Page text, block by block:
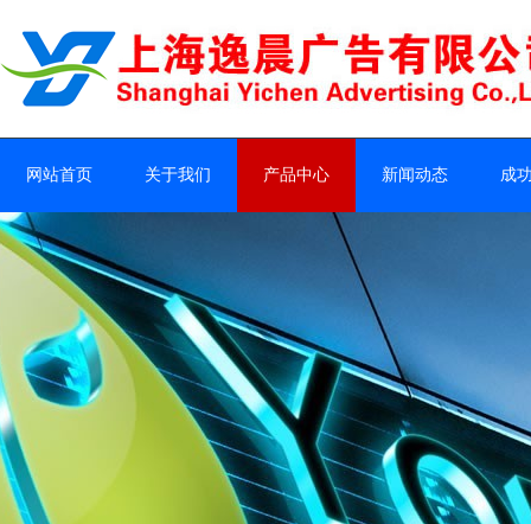
网站首页 关于我们 产品中心 新闻动态 成